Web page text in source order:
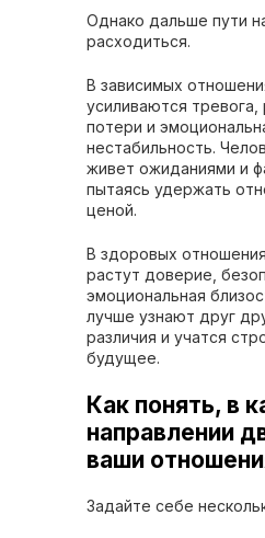
Однако дальше пути
расходиться.
В зависимых
усиливаются тревога,
потери и
нестабильность.
живет ожиданиями и
пытаясь удержать
ценой.
В здоровых
растут доверие,
эмоциональная
лучше узнают друг
различия и учатся
будущее.
Как понять, в
направлении
ваши
Задайте себе